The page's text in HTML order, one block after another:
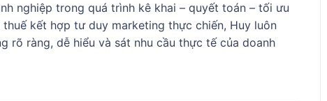
nghiệp trong quá trình kê khai – quyết toán – tối ưu
kết hợp tư duy marketing thực chiến, Huy luôn
rõ ràng, dễ hiểu và sát nhu cầu thực tế của doanh